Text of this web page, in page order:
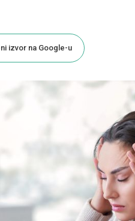
izvor na Google-u